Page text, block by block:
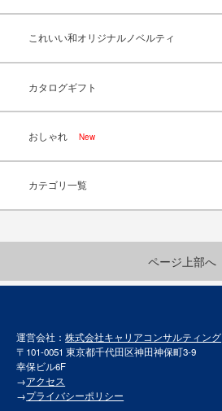
これいい和オリジナルノベルティ
カタログギフト
おしゃれ New
カテゴリ一覧
ページ上部へ
運営会社：株式会社キャリアコンサルティング
〒101-0051 東京都千代田区神田神保町3-9
幸保ビル6F
→アクセス
→プライバシーポリシー